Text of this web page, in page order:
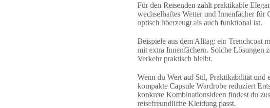
Für den Reisenden zählt praktikable
wechselhaftes Wetter und Innenfächer
optisch überzeugt als auch funktional ist.
Beispiele aus dem Alltag: ein Trenchcoat
mit extra Innenfächern. Solche Lösungen
Verkehr praktisch bleibt.
Wenn du Wert auf Stil, Praktikabilität und
kompakte Capsule Wardrobe reduziert
konkrete Kombinationsideen findest du
reisefreundliche Kleidung passt.